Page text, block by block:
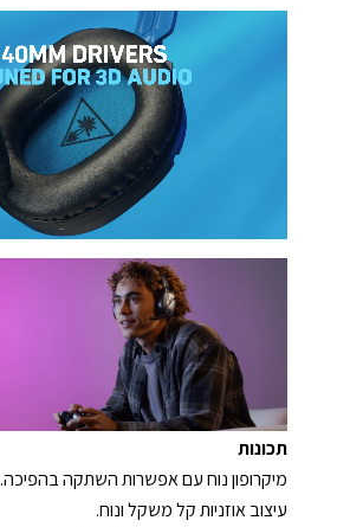
תכונות
מיקרופון נוח עם אפשרות השתקה בהפיכה.
עיצוב אוזניות קל משקל ונוח.